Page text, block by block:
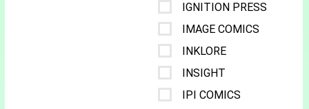
IGNITION PRESS
IMAGE COMICS
INKLORE
INSIGHT
IPI COMICS